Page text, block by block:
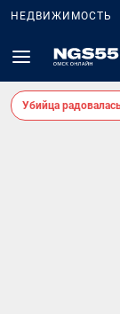
НЕДВИЖИМОСТЬ
Убийца